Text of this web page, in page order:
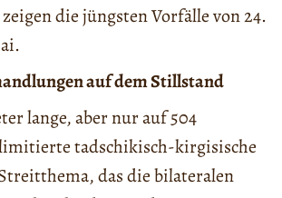
die jüngsten Vorfälle von 24.
auf dem Stillstand
lange, aber nur auf 504
tadschikisch-kirgisische
das die bilateralen